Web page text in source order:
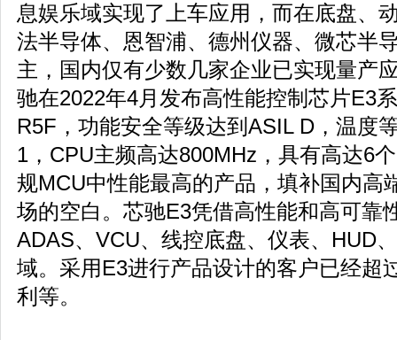
息娱乐域实现了上车应用，而在底盘、
法半导体、恩智浦、德州仪器、微芯半
主，国内仅有少数几家企业已实现量产
驰在2022年4月发布高性能控制芯片E3
R5F，功能安全等级达到ASIL D，温度
1，CPU主频高达800MHz，具有高达6
规MCU中性能最高的产品，填补国内高
场的空白。芯驰E3凭借高性能和高可靠
ADAS、VCU、线控底盘、仪表、HUD
域。采用E3进行产品设计的客户已经超
利等。